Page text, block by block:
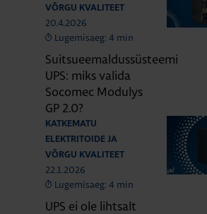
VÕRGU KVALITEET
20.4.2026
Lugemisaeg: 4 min
Suitsueemaldussüsteemi
UPS: miks valida
Socomec Modulys
GP 2.0?
KATKEMATU
ELEKTRITOIDE JA
VÕRGU KVALITEET
22.1.2026
Lugemisaeg: 4 min
UPS ei ole lihtsalt